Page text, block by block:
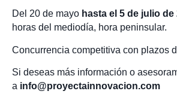
Del 20 de mayo hasta el 5 de julio de
horas del mediodía, hora peninsular.
Concurrencia competitiva con plazos
Si deseas más información o
a info@proyectainnovacion.com